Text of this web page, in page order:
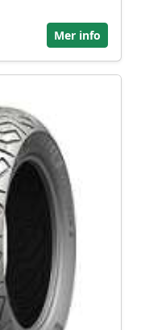
Mer info